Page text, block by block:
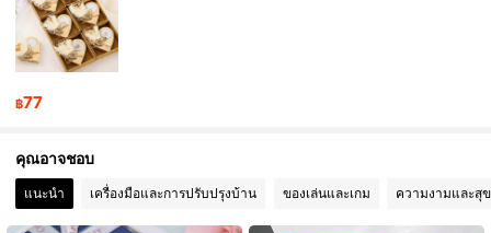
4.84
฿77
คุณอาจชอบ
แนะนำ เครื่องมือและการปรับปรุงบ้าน ของเล่นและเกม ความงามและสุ